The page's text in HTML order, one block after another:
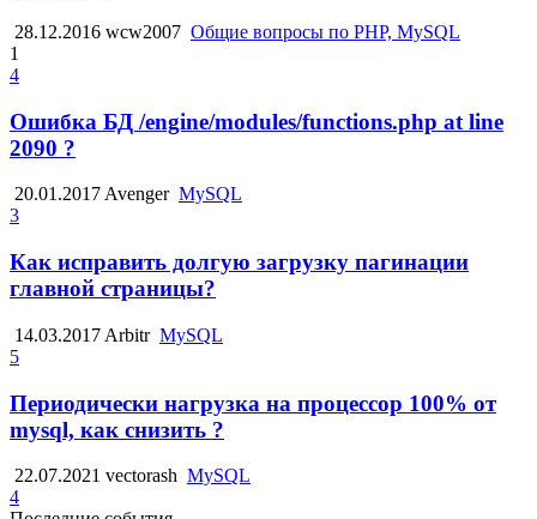
28.12.2016 wcw2007 Общие вопросы по PHP, MySQL
1
4
Ошибка БД /engine/modules/functions.php at line
2090 ?
20.01.2017 Avenger MySQL
3
Как исправить долгую загрузку пагинации
главной страницы?
14.03.2017 Arbitr MySQL
5
Периодически нагрузка на процессор 100% от
mysql, как снизить ?
22.07.2021 vectorash MySQL
4